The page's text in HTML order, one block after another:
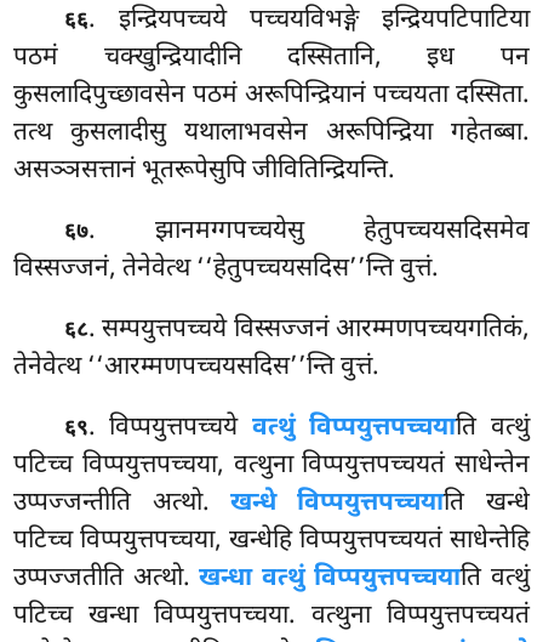
६६. इन्द्रियपच्चये पच्चयविभङ्गे इन्द्रियपटिपाटिया
पठमं चक्खुन्द्रियादीनि दस्सितानि, इध पन
कुसलादिपुच्छावसेन पठमं अरूपिन्द्रियानं पच्चयता दस्सिता.
तत्थ कुसलादीसु यथालाभवसेन अरूपिन्द्रिया गहेतब्बा.
असञ्ञसत्तानं भूतरूपेसुपि जीवितिन्द्रियन्ति.
६७. झानमग्गपच्चयेसु हेतुपच्चयसदिसमेव
विस्सज्जनं, तेनेवेत्थ ‘‘हेतुपच्चयसदिस’’न्ति वुत्तं.
६८. सम्पयुत्तपच्चये विस्सज्जनं आरम्मणपच्चयगतिकं,
तेनेवेत्थ ‘‘आरम्मणपच्चयसदिस’’न्ति वुत्तं.
६९. विप्पयुत्तपच्चये वत्थुं विप्पयुत्तपच्चयाति वत्थुं
पटिच्च विप्पयुत्तपच्चया, वत्थुना विप्पयुत्तपच्चयतं साधेन्तेन
उप्पज्जन्तीति अत्थो. खन्धे विप्पयुत्तपच्चयाति खन्धे
पटिच्च विप्पयुत्तपच्चया, खन्धेहि विप्पयुत्तपच्चयतं साधेन्तेहि
उप्पज्जतीति अत्थो.खन्धा वत्थुं विप्पयुत्तपच्चयाति वत्थुं
पटिच्च खन्धा विप्पयुत्तपच्चया. वत्थुना विप्पयुत्तपच्चयतं